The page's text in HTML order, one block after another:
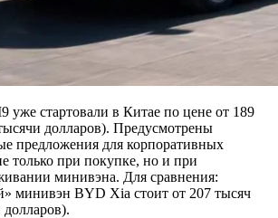
стартовали в Китае по цене от 189
долларов). Предусмотрены
предложения для корпоративных
только при покупке, но и при
минивэна. Для сравнения:
минивэн BYD Xia стоит от 207 тысяч